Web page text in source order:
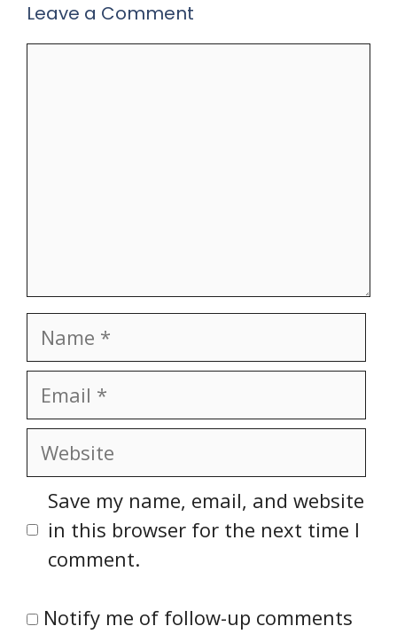
Leave a Comment
Name
Email
Website
Save my name, email, and website
in this browser for the next time I
comment.
Notify me of follow-up comments